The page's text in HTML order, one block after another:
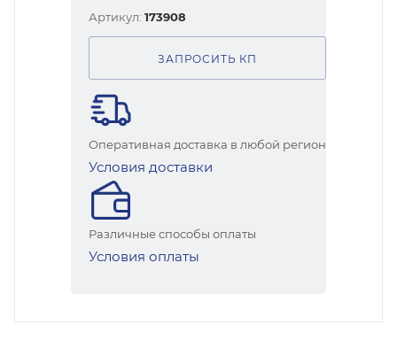
Артикул: 173908
ЗАПРОСИТЬ КП
Оперативная доставка в любой регион
Условия доставки
Различные способы оплаты
Условия оплаты